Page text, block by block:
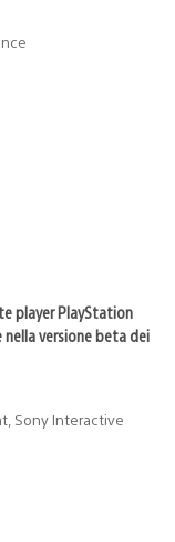
player PlayStation
versione beta dei
Sony Interactive